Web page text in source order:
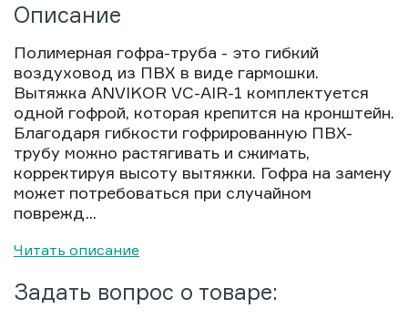
Описание
Полимерная гофра-труба - это гибкий
воздуховод из ПВХ в виде гармошки.
Вытяжка ANVIKOR VC-AIR-1 комплектуется
одной гофрой, которая крепится на кронштейн.
Благодаря гибкости гофрированную ПВХ-
трубу можно растягивать и сжимать,
корректируя высоту вытяжки. Гофра на замену
может потребоваться при случайном
поврежд...
Читать описание
Задать вопрос о товаре: